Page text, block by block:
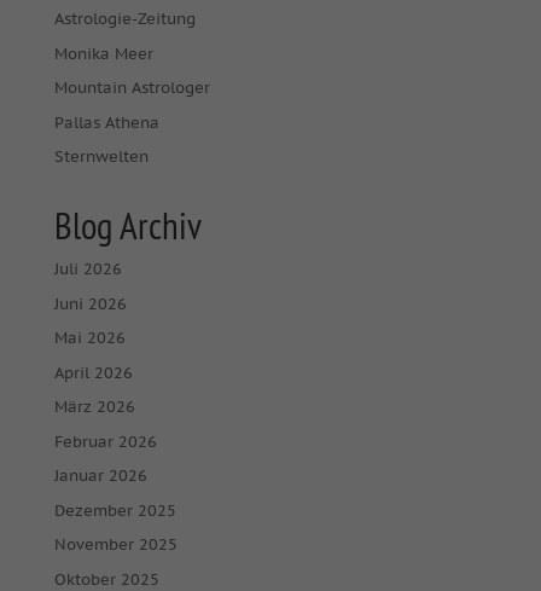
Astrologie-Zeitung
Monika Meer
Mountain Astrologer
Pallas Athena
Sternwelten
Blog Archiv
Juli 2026
Juni 2026
Mai 2026
April 2026
März 2026
Februar 2026
Januar 2026
Dezember 2025
November 2025
Oktober 2025